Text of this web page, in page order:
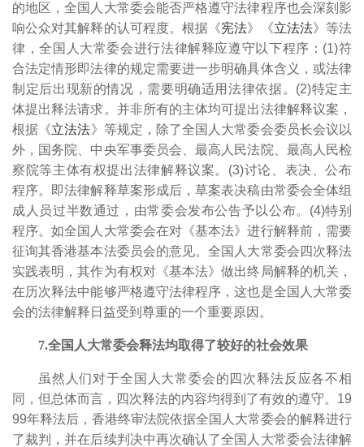
的地区，全国人大常委会能否严格遵守法律程序也会深刻影
响公众对其解释的认可程度。根据《宪法》《立法法》等法
律，全国人大常委会进行法律解释应遵守以下程序：(1)符
合法定情形即法律的规定需要进一步明确具体含义，或法律
制定后出现新的情况，需要明确适用法律依据。(2)特定主
体提出释法请求。并非所有的主体均可提出法律解释议案，
根据《立法法》等规定，除了全国人大常委会委员长会议以
外，国务院、中央军事委员会、最高人民法院、最高人民检
察院等主体有权提出法律解释议案。(3)讨论、表决、公布
程序。即法律解释草案形成后，草案表决稿由常委会全体组
成人员过半数通过，由常委会发布公告予以公布。(4)特别
程序。如全国人大常委会在对《基本法》进行解释前，需要
征询其香港基本法委员会的意见。全国人大常委会四次释法
实践表明，其作为有权对《基本法》做出终局解释的机关，
在历次释法中能够严格遵守法律程序，这也是全国人大常委
会的法律解释日益受到尊重的一个重要原因。
7.全国人大常委会释法均取得了较好的社会效果
虽然人们对于全国人大常委会的四次释法反应各不相
同，但总体而言，四次释法的内容均得到了有效的遵守。19
99年释法后，香港终审法院依据全国人大常委会的解释进行
了裁判，并在后续判决中再次确认了全国人大常委会法律解